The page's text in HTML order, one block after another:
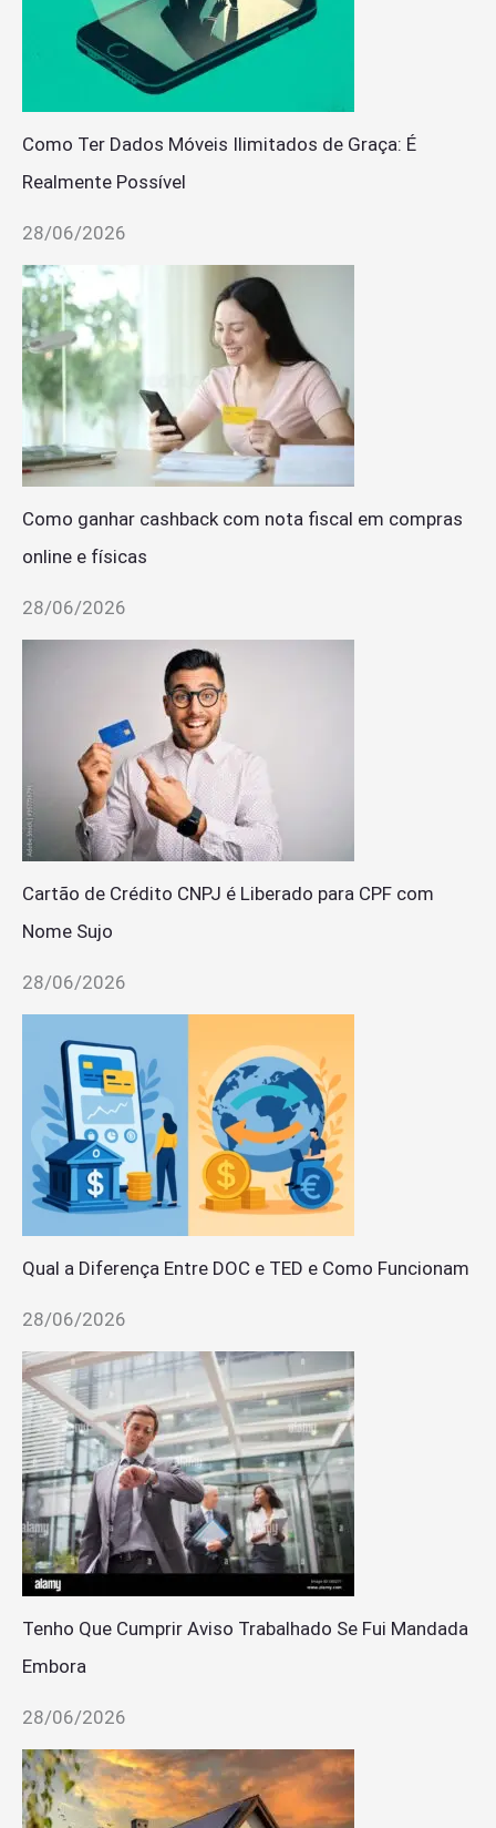
Como Ter Dados Móveis Ilimitados de Graça: É
Realmente Possível
28/06/2026
Como ganhar cashback com nota fiscal em compras
online e físicas
28/06/2026
Cartão de Crédito CNPJ é Liberado para CPF com
Nome Sujo
28/06/2026
Qual a Diferença Entre DOC e TED e Como Funcionam
28/06/2026
Tenho Que Cumprir Aviso Trabalhado Se Fui Mandada
Embora
28/06/2026